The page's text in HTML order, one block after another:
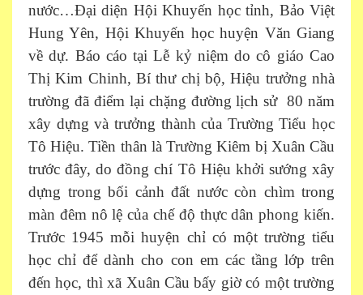
nước…Đại diện Hội Khuyến học tỉnh, Bảo Việt
Hung Yên, Hội Khuyến học huyện Văn Giang
về dự. Báo cáo tại Lễ kỷ niệm do cô giáo Cao
Thị Kim Chinh, Bí thư chị bộ, Hiệu trưởng nhà
trường đã điểm lại chặng đường lịch sử 80 năm
xây dựng và trưởng thành của Trường Tiểu học
Tô Hiệu. Tiền thân là Trường Kiêm bị Xuân Cầu
trước đây, do đồng chí Tô Hiệu khởi sướng xây
dựng trong bối cảnh đất nước còn chìm trong
màn đêm nô lệ của chế độ thực dân phong kiến.
Trước 1945 mỗi huyện chỉ có một trường tiểu
học chỉ để dành cho con em các tầng lớp trên
đến học, thì xã Xuân Cầu bấy giờ có một trường